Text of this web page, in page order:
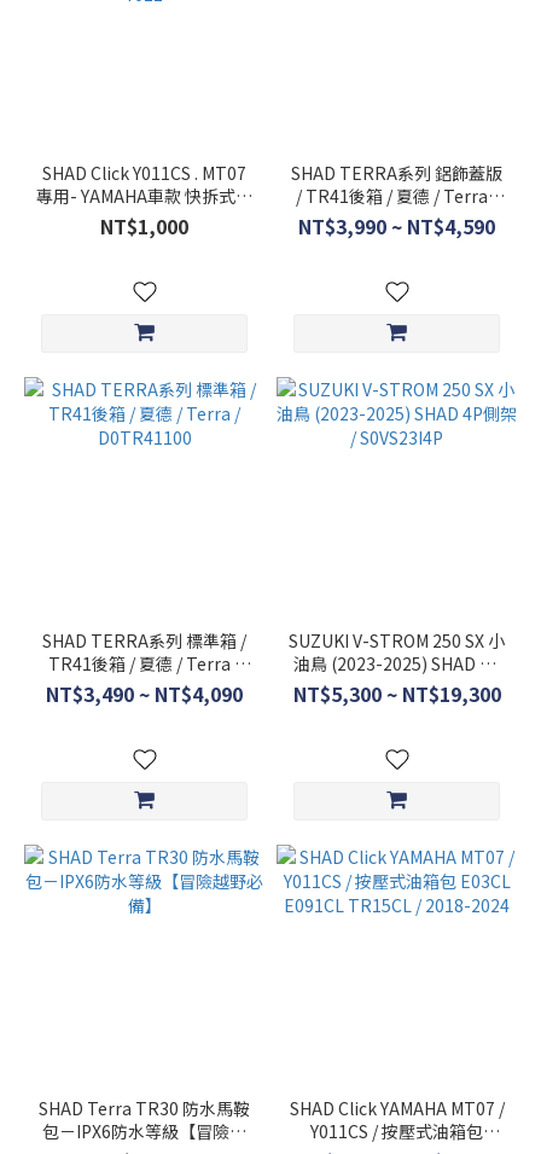
SHAD Click Y011CS . MT07
專用- YAMAHA車款 快拆式油
箱包底座 油箱環 Fuel Tank
Ring / Y011
NT$1,000
SHAD TERRA系列 鋁飾蓋版
/ TR41後箱 / 夏德 / Terra /
D0TR41200
NT$3,990 ~ NT$4,590
SHAD TERRA系列 標準箱 /
TR41後箱 / 夏德 / Terra /
D0TR41100
NT$3,490 ~ NT$4,090
SUZUKI V-STROM 250 SX 小
油鳥 (2023-2025) SHAD 4P
側架 / S0VS23I4P
NT$5,300 ~ NT$19,300
SHAD Terra TR30 防水馬鞍
包－IPX6防水等級【冒險越
SHAD Click YAMAHA MT07 /
Y011CS / 按壓式油箱包